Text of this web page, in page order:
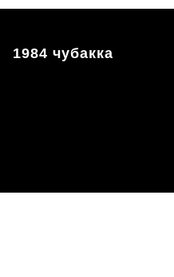
1984 чубакка